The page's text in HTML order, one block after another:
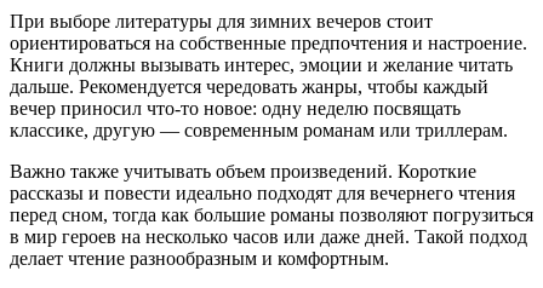
При выборе литературы для зимних вечеров стоит
ориентироваться на собственные предпочтения и настроение.
Книги должны вызывать интерес, эмоции и желание читать
дальше. Рекомендуется чередовать жанры, чтобы каждый
вечер приносил что-то новое: одну неделю посвящать
классике, другую — современным романам или триллерам.
Важно также учитывать объем произведений. Короткие
рассказы и повести идеально подходят для вечернего чтения
перед сном, тогда как большие романы позволяют погрузиться
в мир героев на несколько часов или даже дней. Такой подход
делает чтение разнообразным и комфортным.